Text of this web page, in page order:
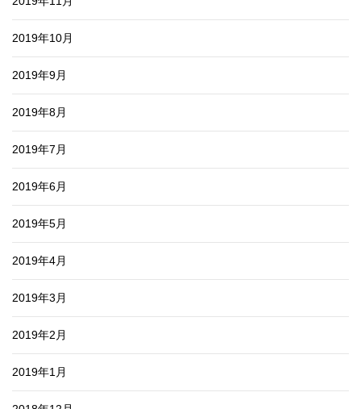
2019年10月
2019年9月
2019年8月
2019年7月
2019年6月
2019年5月
2019年4月
2019年3月
2019年2月
2019年1月